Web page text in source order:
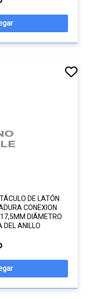
DE LATÓN
CONEXION
DIÁMETRO
DEL ANILLO